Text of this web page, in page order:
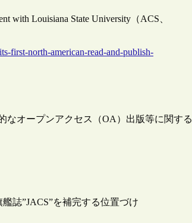
with Louisiana State University（ACS、
first-north-american-read-and-publish-
なオープンアクセス（OA）出版等に関する
誌”JACS”を補完する位置づけ